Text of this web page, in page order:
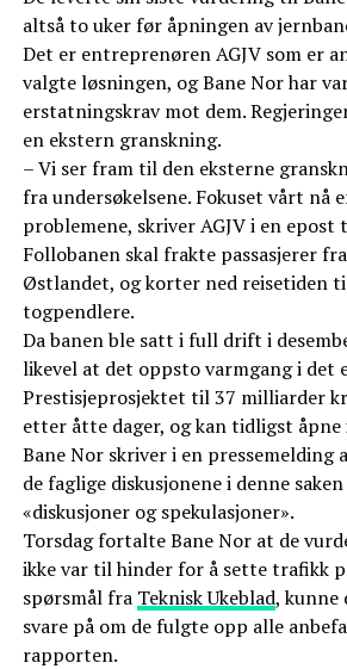
altså to uker før åpningen av
Det er entreprenøren AGJV som er
valgte løsningen, og Bane Nor har
erstatningskrav mot dem.
en ekstern granskning.
– Vi ser fram til den eksterne
fra undersøkelsene. Fokuset vårt nå
problemene, skriver AGJV i en epost
Follobanen skal frakte passasjerer
Østlandet, og korter ned reisetiden
togpendlere.
Da banen ble satt i full drift i
likevel at det oppsto varmgang i det
Prestisjeprosjektet til 37 milliarder
etter åtte dager, og kan tidligst åpne
Bane Nor skriver i en pressemelding
de faglige diskusjonene i denne
«diskusjoner og spekulasjoner».
Torsdag fortalte Bane Nor at de
ikke var til hinder for å sette trafikk
spørsmål fra Teknisk Ukeblad, kunne
svare på om de fulgte opp alle
rapporten.